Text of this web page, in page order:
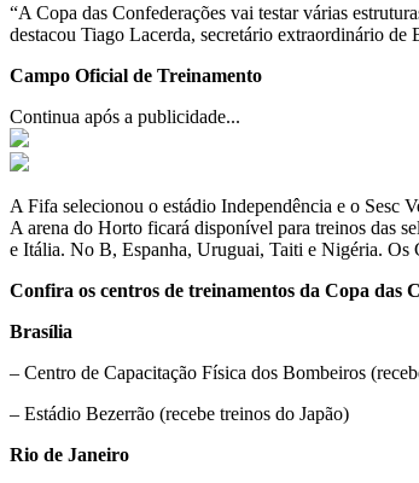
“A Copa das Confederações vai testar várias
destacou Tiago Lacerda, secretário extraordinário de
Campo Oficial de Treinamento
Continua após a publicidade...
A Fifa selecionou o estádio Independência e o Sesc
A arena do Horto ficará disponível para treinos das
e Itália. No B, Espanha, Uruguai, Taiti e Nigéria. Os
Confira os centros de treinamentos da Copa das
Brasília
– Centro de Capacitação Física dos Bombeiros
– Estádio Bezerrão (recebe treinos do Japão)
Rio de Janeiro